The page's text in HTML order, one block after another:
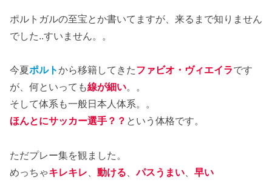
ポルトガルの至宝とか書いてますが、来るまで知りません
でした..すいません。。
今夏ポルトから移籍してきたファビオ・ヴィエイラです
が、何といっても線が細い。。
そして体系も一般日本人体系。。
ほんとにサッカー選手？？ という体格です。
ただプレー集を観ました。
めっちゃキレキレ 動ける 、パスうまい 早い